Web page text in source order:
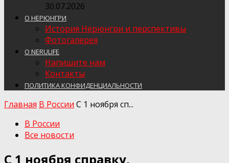
30.07.2026
О НЕРЮНГРИ
История Нерюнгри и перспективы
Фотогалерея
О NERULIFE
Напишите нам
Контакты
ПОЛИТИКА КОНФИДЕНЦИАЛЬНОСТИ
Главная В России С 1 ноября сп...
В России
Все новости
С 1 ноября справку,